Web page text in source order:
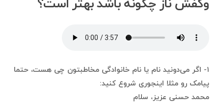
وکفش ناز چگونه باشد بهتر است؟
۱- اگر می‌دونید نام یا نام خانوادگی مخاطبتون چی هست، حتما
پیامک رو مثلا اینجوری شروع کنید:
محمد حسنی عزیز، سلام